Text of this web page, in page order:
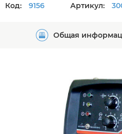
Код: 9156 Артикул:
Общая